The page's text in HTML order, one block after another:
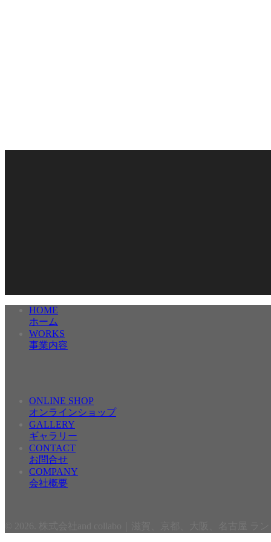
HOME
ホーム
WORKS
事業内容
ONLINE SHOP
オンラインショップ
GALLERY
ギャラリー
CONTACT
お問合せ
COMPANY
会社概要